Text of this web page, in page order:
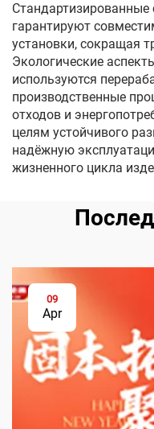
Стандартизированные
гарантируют
установки, сокращая
Экологические
используются
производственные
отходов и
целям устойчивого
надёжную
жизненного цикла
09
Apr